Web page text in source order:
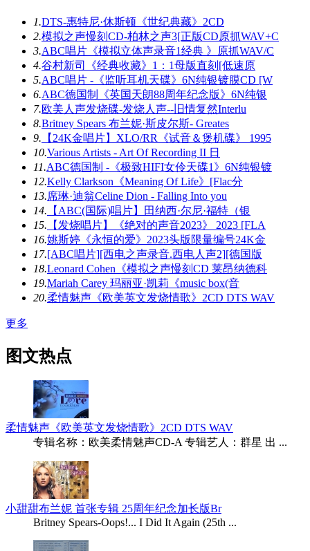
1.DTS-惠特尼·休斯顿《世纪典藏》2CD
2.模拟之声慢刻CD-柏林之声3[正版CD原抓WAV+C
3.ABC唱片《模拟立体声录音1经典 》原抓WAV/C
4.谷村新司《经典收藏》1：1母版直刻[低速原
5.ABC唱片 -《监听耳机天碟》6N纯银镀膜CD [W
6.ABC德国制《英国天朗88周年纪念版》6N纯银
7.欧美人声发烧碟-发烧人声--旧情复然Interlu
8.Britney Spears 布兰妮·斯皮尔斯- Greates
9. 【24K金唱片】XLO/RR《试音＆煲机碟》 1995
10.Various Artists - Art Of Recording II 日
11.ABC德国制 -《极致HIFI女伶天碟1》6N纯银镀
12.Kelly Clarkson《Meaning Of Life》[Flac分
13.席琳·迪翁Celine Dion - Falling Into you
14. 【ABC(国际)唱片】田纳西·尔尼·福特（银
15. 【发烧唱片】《绝对的声音2023》 2023 [FLA
16.姚斯婷《永恒的爱》2023头版限量编号24K金
17.[ABC唱片][西电之声录音.西电人声2][德国版
18.Leonard Cohen《模拟之声慢刻CD 莱昂纳德科
19.Mariah Carey 玛丽亚·凯莉《music box(音
20.柔情魅声《欧美英文发烧情歌》2CD DTS WAV
更多
图文热点
柔情魅声《欧美英文发烧情歌》2CD DTS WAV
专辑名称：欧美柔情魅声CD-A 专辑艺人：群星 出 ...
小甜甜布兰妮 首张专辑 25周年纪念加长版Br
Britney Spears-Oops!... I Did It Again (25th ...